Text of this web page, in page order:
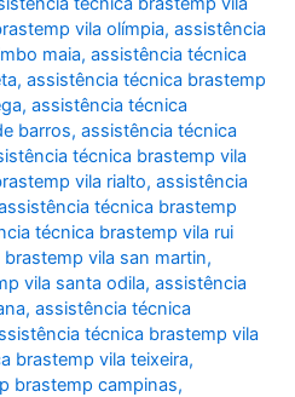
vila olímpia,assistência
maia,assistência técnica
,assistência técnica brastemp
,assistência técnica
barros,assistência técnica
técnica brastemp vila
vila rialto,assistência
técnica brastemp
técnica brastemp vila rui
vila san martin,
vila santa odila,assistência
,assistência técnica
técnica brastemp vila
brastemp vila teixeira,
brastemp campinas,